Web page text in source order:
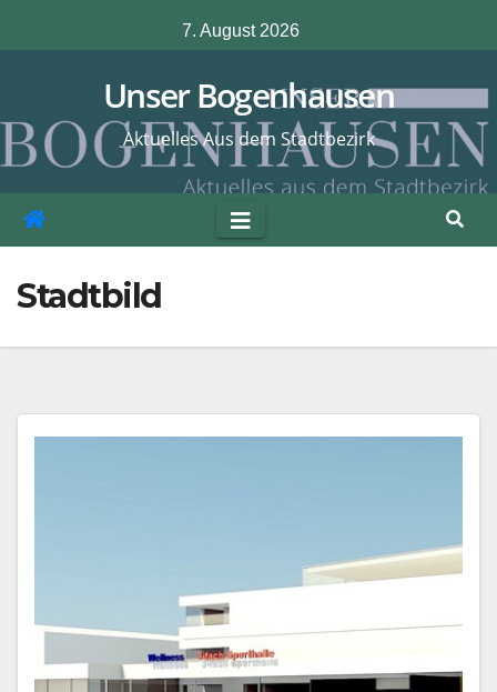
Inhalt
7. August 2026
Unser Bogenhausen
Aktuelles Aus dem Stadtbezirk
Stadtbild